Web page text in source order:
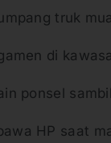
truk
di
ponsel
HP saat